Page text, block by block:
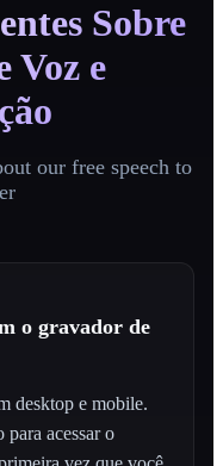
Sobre
Voz e
our free speech to
o gravador de
desktop e mobile.
para acessar o